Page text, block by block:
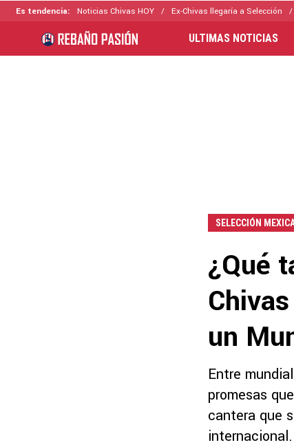
Es tendencia: Noticias Chivas HOY Ex-Chivas llegaría a Selección
ULTIMAS NOTICIAS
SELECCIÓN
¿Qué
un
Entre
promesas
cantera que
internacional.